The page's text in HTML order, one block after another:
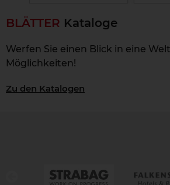
BLÄTTER Kataloge
Werfen Sie einen Blick in eine
Möglichkeiten!
Zu den Katalogen